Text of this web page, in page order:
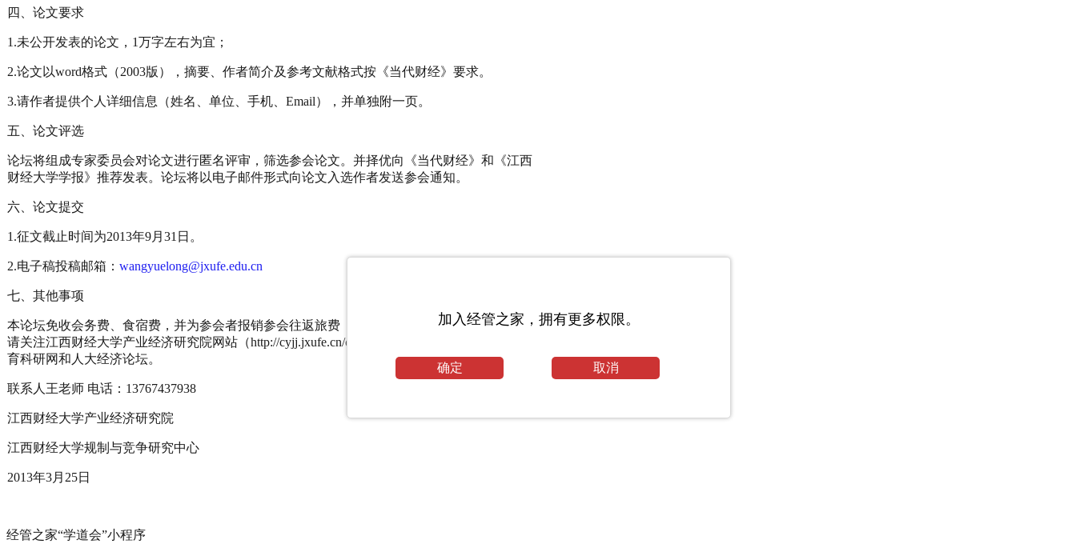
四、论文要求
1.未公开发表的论文，1万字左右为宜；
2.论文以word格式（2003版），摘要、作者简介及参考文献格式按《当代财经》要求。
3.请作者提供个人详细信息（姓名、单位、手机、Email），并单独附一页。
五、论文评选
论坛将组成专家委员会对论文进行匿名评审，筛选参会论文。并择优向《当代财经》和《江西
财经大学学报》推荐发表。论坛将以电子邮件形式向论文入选作者发送参会通知。
六、论文提交
1.征文截止时间为2013年9月31日。
2.电子稿投稿邮箱： wangyuelong@jxufe.edu.cn
七、其他事项
本论坛免收会务费、食宿费，并为参会者报销参会往返旅费（按火车硬卧票标准）。论坛详情
请关注江西财经大学产业经济研究院网站（http://cyjj.jxufe.cn/cyyjy/index.htm）、中国经济学教
育科研网和人大经济论坛。
联系人王老师 电话：13767437938
江西财经大学产业经济研究院
江西财经大学规制与竞争研究中心
2013年3月25日
经管之家“学道会”小程序
加入经管之家，拥有更多权限。
确定 取消